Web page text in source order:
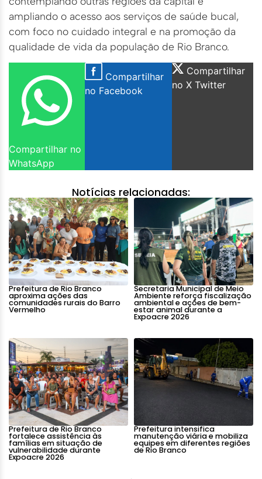
ampliando o acesso aos serviços de saúde bucal,
com foco no cuidado integral e na promoção da
qualidade de vida da população de Rio Branco.
Compartilhar no
WhatsApp
Compartilhar
no Facebook
Compartilhar
no X Twitter
Notícias relacionadas:
Prefeitura de Rio Branco
aproxima ações das
comunidades rurais do Barro
Vermelho
Secretaria Municipal de Meio
Ambiente reforça fiscalização
ambiental e ações de bem-
estar animal durante a
Expoacre 2026
Prefeitura de Rio Branco
fortalece assistência às
famílias em situação de
vulnerabilidade durante
Expoacre 2026
Prefeitura intensifica
manutenção viária e mobiliza
equipes em diferentes regiões
de Rio Branco